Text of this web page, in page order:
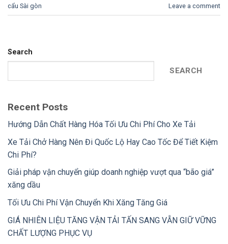
cẩu Sài gòn
Leave a comment
Search
SEARCH
Recent Posts
Hướng Dẫn Chất Hàng Hóa Tối Ưu Chi Phí Cho Xe Tải
Xe Tải Chở Hàng Nên Đi Quốc Lộ Hay Cao Tốc Để Tiết Kiệm
Chi Phí?
Giải pháp vận chuyển giúp doanh nghiệp vượt qua “bão giá”
xăng dầu
Tối Ưu Chi Phí Vận Chuyển Khi Xăng Tăng Giá
GIÁ NHIÊN LIỆU TĂNG VẬN TẢI TẤN SANG VẪN GIỮ VỮNG
CHẤT LƯỢNG PHỤC VỤ